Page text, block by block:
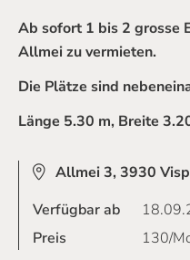
Ab sofort 1 bis 2 grosse
Allmei zu vermieten.
Die Plätze sind
Länge 5.30 m, Breite
Allmei 3, 3930 Visp
Verfügbar ab
Preis
130/